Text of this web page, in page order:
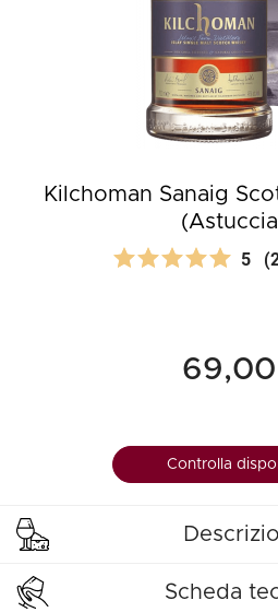
Kilchoman Sanaig
5
Controlla
Scheda